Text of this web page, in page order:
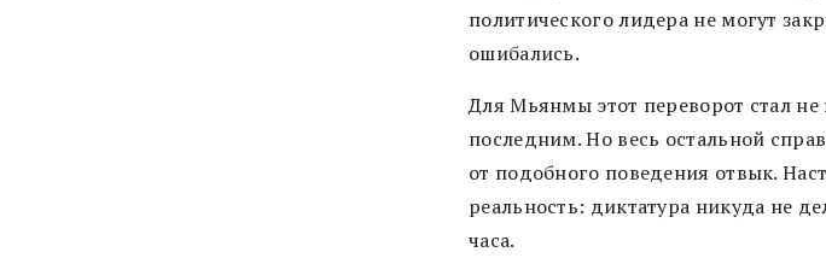
политического лидера не могут
ошибались.
Для Мьянмы этот переворот стал
последним. Но весь остальной
от подобного поведения отвык.
реальность: диктатура никуда не
часа.